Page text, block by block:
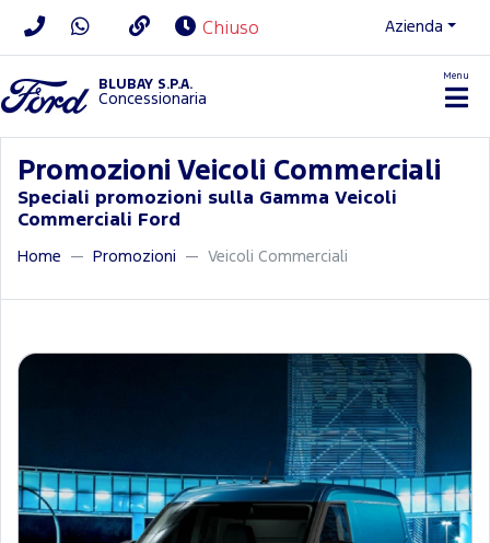
Chiuso Azienda
BLUBAY S.P.A.
Concessionaria
Menu
Promozioni Veicoli Commerciali
Speciali promozioni sulla Gamma Veicoli
Commerciali Ford
Home Promozioni Veicoli Commerciali